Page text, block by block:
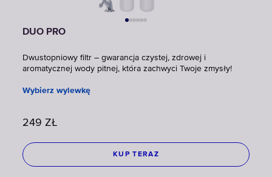
DUO PRO
Dwustopniowy filtr – gwarancja czystej, zdrowej i
aromatycznej wody pitnej, która zachwyci Twoje zmysły!
Wybierz wylewkę
249 ZŁ
KUP TERAZ